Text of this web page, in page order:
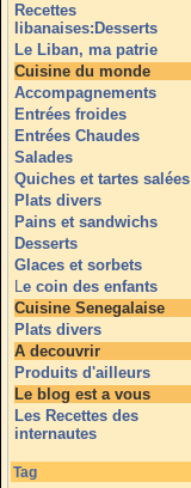
Recettes
libanaises:Desserts
Le Liban, ma patrie
Cuisine du monde
Accompagnements
Entrées froides
Entrées Chaudes
Salades
Quiches et tartes salées
Plats divers
Pains et sandwichs
Desserts
Glaces et sorbets
Le coin des enfants
Cuisine Senegalaise
Plats divers
A decouvrir
Produits d'ailleurs
Le blog est a vous
Les Recettes des
internautes
Tag